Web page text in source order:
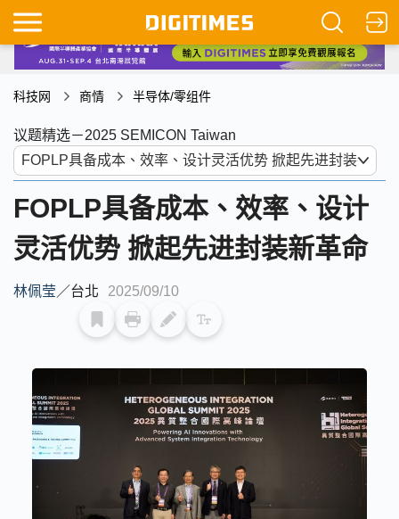
科技网 商情 半导体/零组件
议题精选－2025 SEMICON Taiwan
FOPLP具备成本、效率、设计
灵活优势 掀起先进封装新革命
林佩莹 ／台北 2025/09/10